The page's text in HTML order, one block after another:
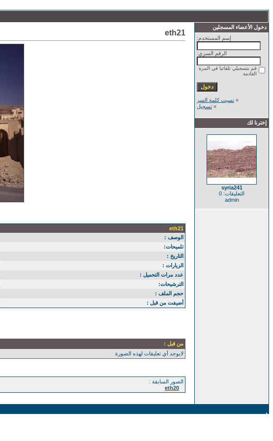
دخول الأعضاء المسجلين
إسم المستخدم:
الرقم السري:
قم بتسجيلي تلقائيا في المرة
القادمة
» نسيت كلمة السر
» تسجيل
إخترنا لك
syria241
التعليقات: 0
admin
eth21
eth21
الوصف :
تلميحات:
التاريخ :
الزيارات :
عدد مرات التحميل :
الترشيحات:
حجم الملف :
أضيفت من قبل :
من قبل :
لايوجد أي تعليقات لهذه الصورة
الصور السابقة :
eth20